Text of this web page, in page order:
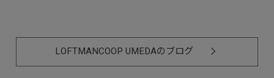
LOFTMANCOOP UMEDAのブログ